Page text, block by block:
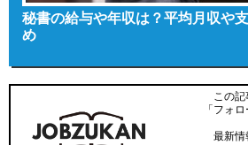
秘書の給与や年収は？平均月収や
め
この
「フォ
最新情